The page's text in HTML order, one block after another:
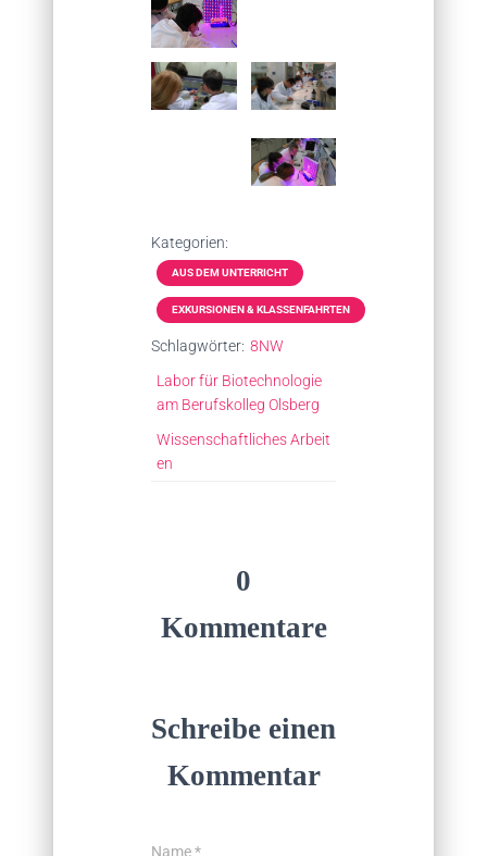
Kategorien:
AUS DEM UNTERRICHT
EXKURSIONEN & KLASSENFAHRTEN
Schlagwörter: 8NW
Labor für Biotechnologie
am Berufskolleg Olsberg
Wissenschaftliches Arbeit
en
0
Kommentare
Schreibe einen
Kommentar
Name*